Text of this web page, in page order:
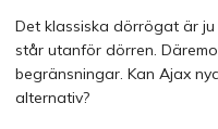
Det klassiska dörrögat är
står utanför dörren.
begränsningar. Kan Ajax
alternativ?